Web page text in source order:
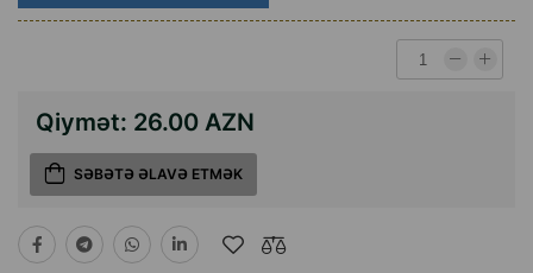
Qiymət: 26.00 AZN
SƏBƏTƏ ƏLAVƏ ETMƏK